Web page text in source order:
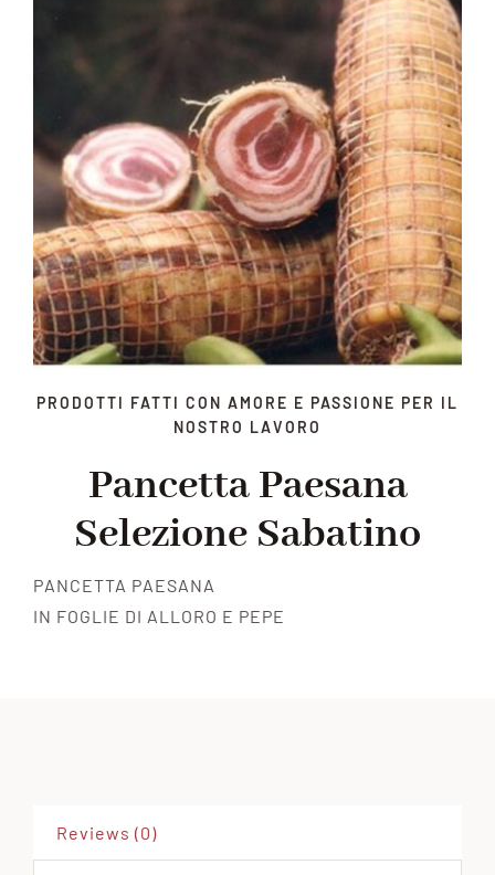
PRODOTTI FATTI CON AMORE E PASSIONE PER IL
NOSTRO LAVORO
Pancetta Paesana
Selezione Sabatino
PANCETTA PAESANA
IN FOGLIE DI ALLORO E PEPE
Reviews (0)